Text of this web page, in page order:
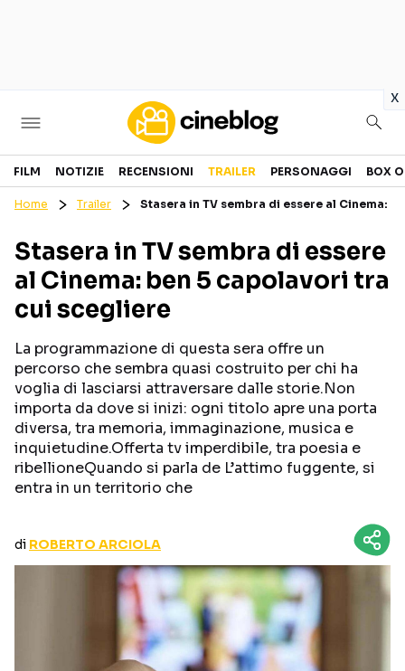
x
Cinema
GENERI
PERSONAGGI
CANALI STREAMING
NOTIZIE
CURIOSITÀ
RECENSIONI
TRAILER
BOX OFFICE
FILM NOTIZIE RECENSIONI TRAILER PERSONAGGI BOX
Home Trailer Stasera in TV sembra di essere al Cinema:
Stasera in TV sembra di essere
al Cinema: ben 5 capolavori tra
cui scegliere
La programmazione di questa sera offre un
percorso che sembra quasi costruito per chi ha
voglia di lasciarsi attraversare dalle storie.Non
importa da dove si inizi: ogni titolo apre una porta
diversa, tra memoria, immaginazione, musica e
inquietudine.Offerta tv imperdibile, tra poesia e
ribellioneQuando si parla de L’attimo fuggente, si
entra in un territorio che
di ROBERTO ARCIOLA